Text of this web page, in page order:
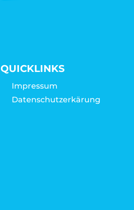
QUICKLINKS
Impressum
Datenschutzerkärung